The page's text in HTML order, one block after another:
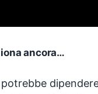
ancora…